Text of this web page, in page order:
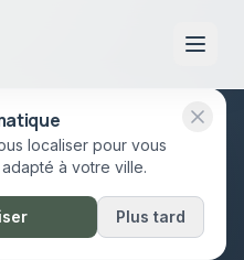
de Façade Izon
localiser pour vous
à votre ville.
Plus tard